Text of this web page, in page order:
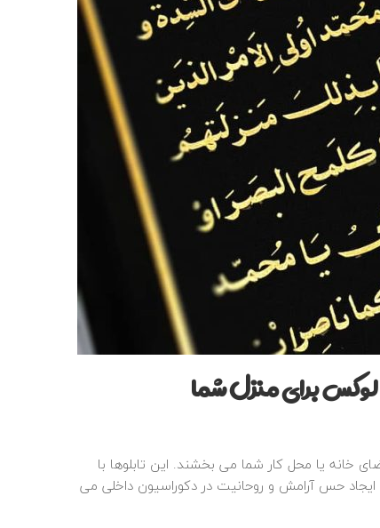
لوکس برای منزل شما
خانه یا محل کار شما می‌ بخشند. این تابلوها با
ایجاد حس آرامش و روحانیت در دکوراسیون داخلی می‌